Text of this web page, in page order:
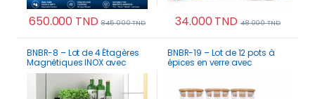
650.000 TND 845.000TND 34.000TND 48.000TND
BNBR-8 – Lot de 4 Étagères
Magnétiques INOX avec
Crochets Rangement
Pratique Cuisine Salle de
Bain Réfrigérateur
BNBR-19 – Lot de 12 pots à
épices en verre avec